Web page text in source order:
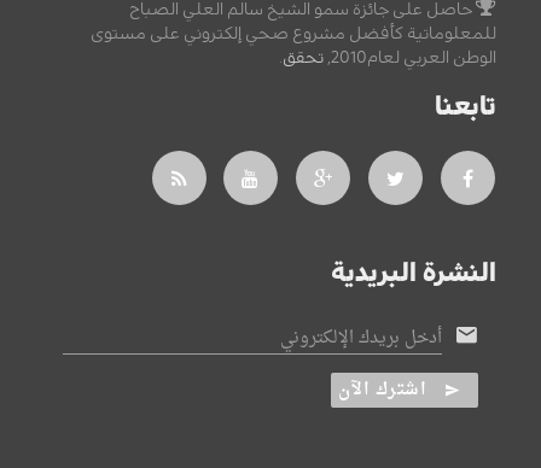
حاصل على جائزة سمو الشيخ سالم العلي الصباح
للمعلوماتية كأفضل مشروع صحي إلكتروني على مستوى
الوطن العربي لعام2010,
تحقق.
تابعنا
النشرة البريدية
أدخل بريدك الإلكتروني
اشترك الآن